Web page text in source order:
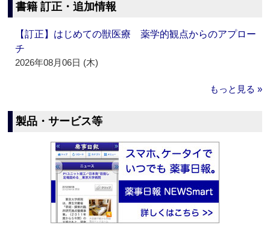
書籍 訂正・追加情報
【訂正】はじめての獣医療 薬学的観点からのアプロー
チ
2026年08月06日 (木)
もっと見る »
製品・サービス等